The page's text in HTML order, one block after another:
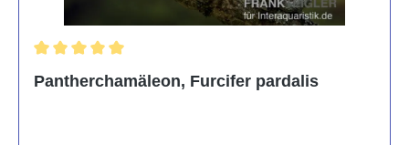
Durchschnittliche Bewertung von 5 von 5 Sternen
Pantherchamäleon, Furcifer pardalis